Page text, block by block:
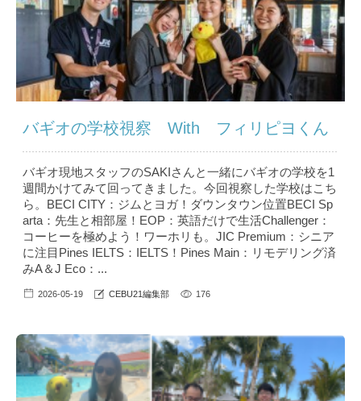
バギオの学校視察 With フィリピヨくん
バギオ現地スタッフのSAKIさんと一緒にバギオの学校を1
週間かけてみて回ってきました。今回視察した学校はこち
ら。BECI CITY：ジムとヨガ！ダウンタウン位置BECI Sp
arta：先生と相部屋！EOP：英語だけで生活Challenger：
コーヒーを極めよう！ワーホリも。JIC Premium：シニア
に注目Pines IELTS：IELTS！Pines Main：リモデリング済
みA＆J Eco：...
2026-05-19 CEBU21編集部 176